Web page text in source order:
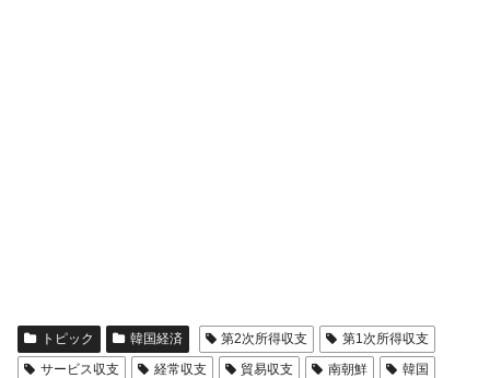
トピック 韓国経済 第2次所得収支
第1次所得収支
サービス収支
経常収支 貿易収支 南朝鮮 韓国